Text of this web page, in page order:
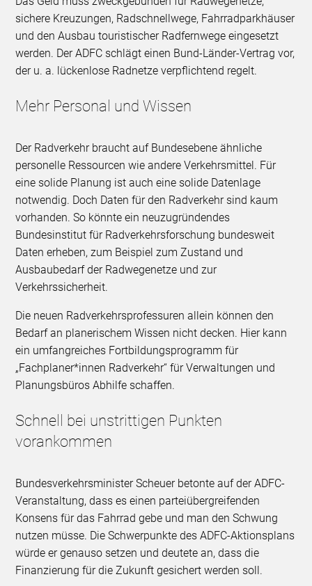
sichere Kreuzungen, Radschnellwege, Fahrradparkhäuser
und den Ausbau touristischer Radfernwege eingesetzt
werden. Der ADFC schlägt einen Bund-Länder-Vertrag vor,
der u. a. lückenlose Radnetze verpflichtend regelt.
Mehr Personal und Wissen
Der Radverkehr braucht auf Bundesebene ähnliche
personelle Ressourcen wie andere Verkehrsmittel. Für
eine solide Planung ist auch eine solide Datenlage
notwendig. Doch Daten für den Radverkehr sind kaum
vorhanden. So könnte ein neuzugründendes
Bundesinstitut für Radverkehrsforschung bundesweit
Daten erheben, zum Beispiel zum Zustand und
Ausbaubedarf der Radwegenetze und zur
Verkehrssicherheit.
Die neuen Radverkehrsprofessuren allein können den
Bedarf an planerischem Wissen nicht decken. Hier kann
ein umfangreiches Fortbildungsprogramm für
„Fachplaner*innen Radverkehr“ für Verwaltungen und
Planungsbüros Abhilfe schaffen.
Schnell bei unstrittigen Punkten
vorankommen
Bundesverkehrsminister Scheuer betonte auf der ADFC-
Veranstaltung, dass es einen parteiübergreifenden
Konsens für das Fahrrad gebe und man den Schwung
nutzen müsse. Die Schwerpunkte des ADFC-Aktionsplans
würde er genauso setzen und deutete an, dass die
Finanzierung für die Zukunft gesichert werden soll.